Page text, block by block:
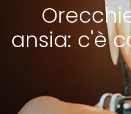
ansia: c'è